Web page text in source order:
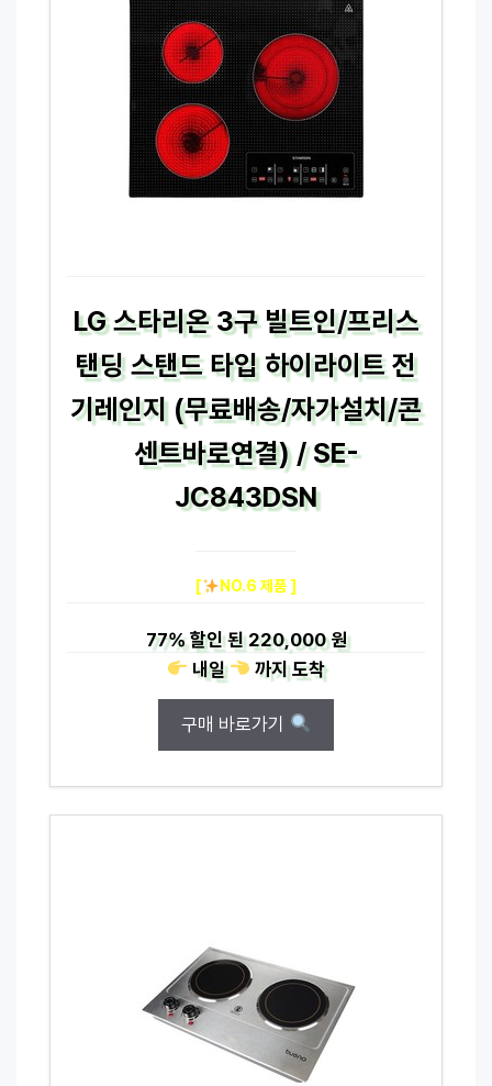
LG 스타리온 3구 빌트인/프리스
탠딩 스탠드 타입 하이라이트 전
기레인지 (무료배송/자가설치/콘
센트바로연결) / SE-
JC843DSN
[ NO.6 제품 ]
77%할인 된220,000 원
내일
까지도착
구매 바로가기